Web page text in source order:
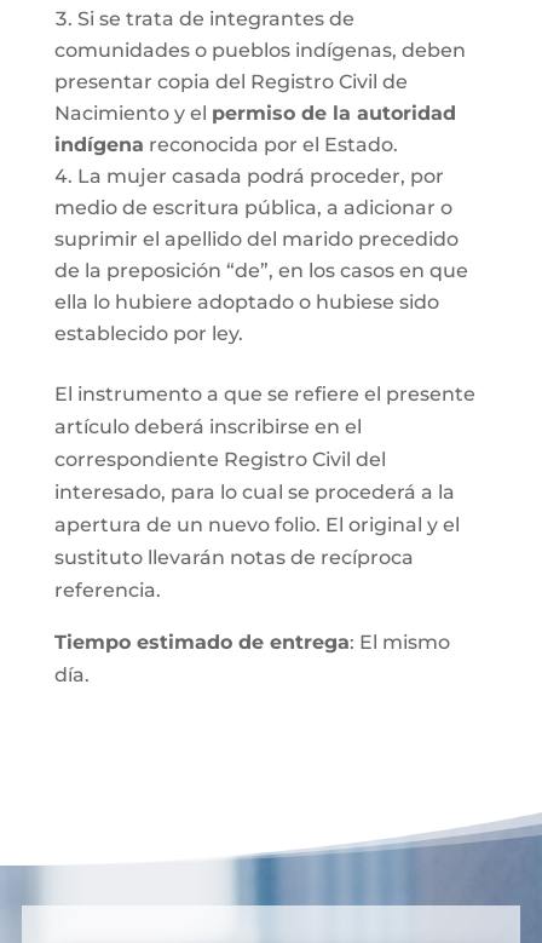
Si se trata de integrantes de
comunidades o pueblos indígenas, deben
presentar copia del Registro Civil de
Nacimiento y el permiso de la autoridad
indígena reconocida por el Estado.
La mujer casada podrá proceder, por
medio de escritura pública, a adicionar o
suprimir el apellido del marido precedido
de la preposición “de”, en los casos en que
ella lo hubiere adoptado o hubiese sido
establecido por ley.
El instrumento a que se refiere el presente
artículo deberá inscribirse en el
correspondiente Registro Civil del
interesado, para lo cual se procederá a la
apertura de un nuevo folio. El original y el
sustituto llevarán notas de recíproca
referencia.
Tiempo estimado de entrega: El mismo
día.